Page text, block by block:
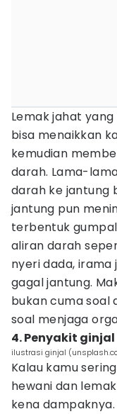
Lemak jahat
bisa menaikkan
kemudian
darah. Lama-
darah ke jantung
jantung pun
terbentuk
aliran darah
nyeri dada,
gagal jantung.
bukan cuma soal
soal menjaga
4. Penyakit ginjal
ilustrasi ginjal
Kalau kamu
hewani dan
kena